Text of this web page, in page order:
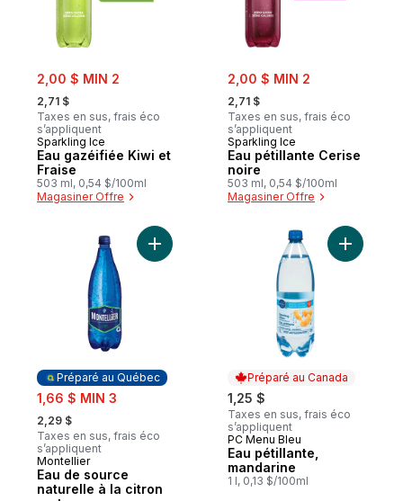
sale:
2,00 $ MIN 2
, formerly:
2,71 $
Taxes en sus, frais éco
s’appliquent
Sparkling Ice
Eau gazéifiée Kiwi et
Fraise
503 ml, 0,54 $/100ml
Magasiner Offre
sale:
2,00 $ MIN 2
, formerly:
2,71 $
Taxes en sus, frais éco
s’appliquent
Sparkling Ice
Eau pétillante Cerise
noire
503 ml, 0,54 $/100ml
Magasiner Offre
Préparé au Québec
sale:
1,66 $ MIN 3
, formerly:
2,29 $
Taxes en sus, frais éco
s’appliquent
Préparé au Québec
Montellier
Eau de source
naturelle à la citron
Ajouter Eau de source naturelle à la
Préparé au Canada
1,25 $
Taxes en sus, frais éco
s’appliquent
Préparé au Canada
PC Menu Bleu
Eau pétillante,
mandarine
1 l, 0,13 $/100ml
Ajouter